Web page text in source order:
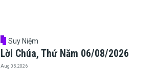
Suy Niệm
Lời Chúa, Thứ Năm 06/08/2026
Aug 05, 2026